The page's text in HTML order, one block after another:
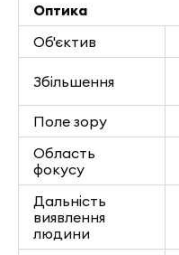
Оптика
Об'єктив
Збільшення
Поле зору
Область
фокусу
Дальність
виявлення
людини